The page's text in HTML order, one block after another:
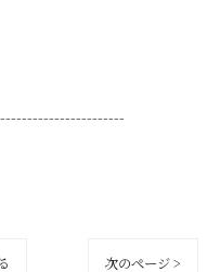
次のページ >